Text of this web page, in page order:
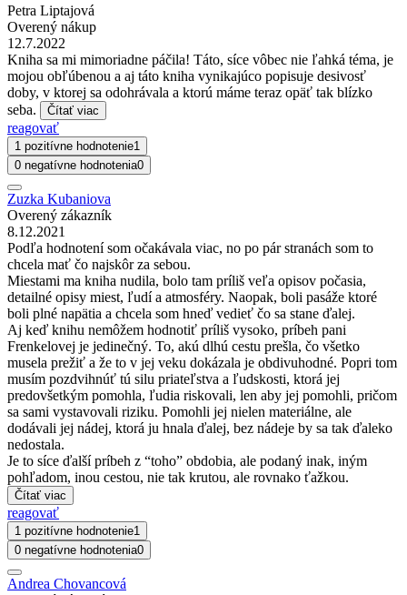
Petra Liptajová
Overený nákup
12.7.2022
Kniha sa mi mimoriadne páčila! Táto, síce vôbec nie ľahká téma, je
mojou obľúbenou a aj táto kniha vynikajúco popisuje desivosť
doby, v ktorej sa odohrávala a ktorú máme teraz opäť tak blízko
seba.
Čítať viac
reagovať
1 pozitívne hodnotenie1
0 negatívne hodnotenia0
Zuzka Kubaniova
Overený zákazník
8.12.2021
Podľa hodnotení som očakávala viac, no po pár stranách som to
chcela mať čo najskôr za sebou.
Miestami ma kniha nudila, bolo tam príliš veľa opisov počasia,
detailné opisy miest, ľudí a atmosféry. Naopak, boli pasáže ktoré
boli plné napätia a chcela som hneď vedieť čo sa stane ďalej.
Aj keď knihu nemôžem hodnotiť príliš vysoko, príbeh pani
Frenkelovej je jedinečný. To, akú dlhú cestu prešla, čo všetko
musela prežiť a že to v jej veku dokázala je obdivuhodné. Popri tom
musím pozdvihnúť tú silu priateľstva a ľudskosti, ktorá jej
predovšetkým pomohla, ľudia riskovali, len aby jej pomohli, pričom
sa sami vystavovali riziku. Pomohli jej nielen materiálne, ale
dodávali jej nádej, ktorá ju hnala ďalej, bez nádeje by sa tak ďaleko
nedostala.
Je to síce ďalší príbeh z “toho” obdobia, ale podaný inak, iným
pohľadom, inou cestou, nie tak krutou, ale rovnako ťažkou.
Čítať viac
reagovať
1 pozitívne hodnotenie1
0 negatívne hodnotenia0
Andrea Chovancová